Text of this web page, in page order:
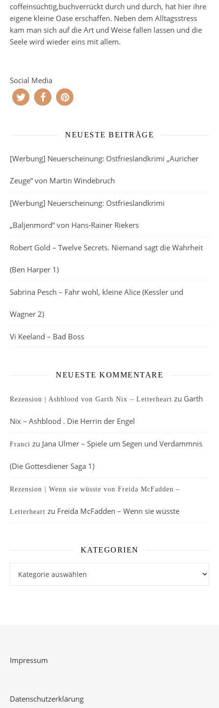
coffeinsüchtig,buchverrückt durch und durch, hat hier ihre
eigene kleine Oase erschaffen. Neben dem Alltagsstress
kam man sich auf die Art und Weise fallen lassen und die
Seele wird wieder eins mit allem.
Social Media
NEUESTE BEITRÄGE
[Werbung] Neuerscheinung: Ostfrieslandkrimi „Auricher
Zeuge“ von Martin Windebruch
[Werbung] Neuerscheinung: Ostfrieslandkrimi
„Baljenmord“ von Hans-Rainer Riekers
Robert Gold – Twelve Secrets. Niemand sagt die Wahrheit
(Ben Harper 1)
Sabrina Pesch – Fahr wohl, kleine Alice (Kessler und
Wagner 2)
Vi Keeland – Bad Boss
NEUESTE KOMMENTARE
Rezension | Ashblood von Garth Nix – Letterheart zu Garth
Nix – Ashblood . Die Herrin der Engel
Franci zu Jana Ulmer – Spiele um Segen und Verdammnis
(Die Gottesdiener Saga 1)
Rezension | Wenn sie wüsste von Freida McFadden –
Letterheart zu Freida McFadden – Wenn sie wüsste
KATEGORIEN
Impressum
Datenschutzerklärung